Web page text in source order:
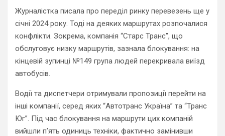
Журналістка писала про переділ ринку перевезень ще у
січні 2024 року. Тоді на деяких маршрутах розпочалися
конфлікти. Зокрема, компанія “Старс Транс”, що
обслуговує низку маршрутів, зазнала блокування: на
кінцевій зупинці №149 група людей перекривала виїзд
автобусів.
Водії та диспетчери отримували пропозиції перейти на
інші компанії, серед яких “Автотранс Україна” та “Транс
Юг”. Під час блокування на маршрути цих компаній
вийшли п’ять одиниць техніки, фактично замінивши